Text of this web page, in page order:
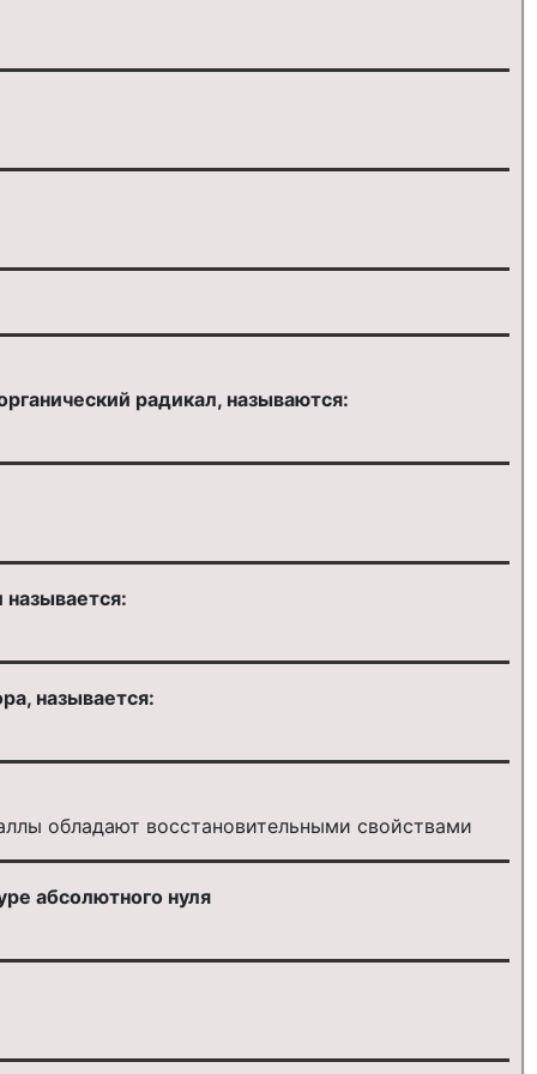
радикал, называются:
называется:
обладают восстановительными свойствами
абсолютного нуля